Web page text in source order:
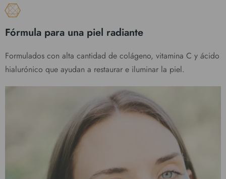
Fórmula para una piel radiante
Formulados con alta cantidad de colágeno, vitamina C y ácido
hialurónico que ayudan a restaurar e iluminar la piel.